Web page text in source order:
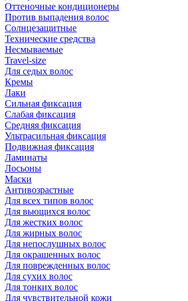
Оттеночные кондиционеры
Против выпадения волос
Солнцезащитные
Технические средства
Несмываемые
Travel-size
Для седых волос
Кремы
Лаки
Сильная фиксация
Слабая фиксация
Средняя фиксация
Ультрасильная фиксация
Подвижная фиксация
Ламинаты
Лосьоны
Маски
Антивозрастные
Для всех типов волос
Для вьющихся волос
Для жестких волос
Для жирных волос
Для непослушных волос
Для окрашенных волос
Для поврежденных волос
Для сухих волос
Для тонких волос
Для чувствительной кожи